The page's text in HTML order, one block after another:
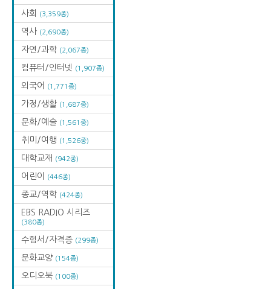
사회 (3,359종)
역사 (2,690종)
자연/과학 (2,067종)
컴퓨터/인터넷 (1,907종)
외국어 (1,771종)
가정/생활 (1,687종)
문화/예술 (1,561종)
취미/여행 (1,526종)
대학교재 (942종)
어린이 (446종)
종교/역학 (424종)
EBS RADIO 시리즈
(380종)
수험서/자격증 (299종)
문화교양 (154종)
오디오북 (100종)